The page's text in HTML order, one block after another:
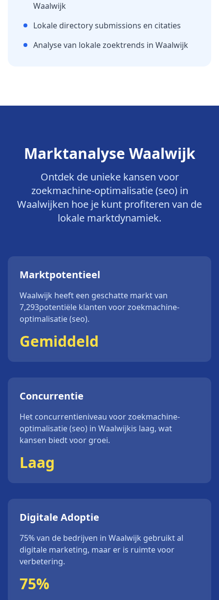
Waalwijk
Lokale directory submissions en citaties
Analyse van lokale zoektrends in Waalwijk
Marktanalyse Waalwijk
Ontdek de unieke kansen voor
zoekmachine-optimalisatie (seo)in
Waalwijken hoe je kunt profiteren van de
lokale marktdynamiek.
Marktpotentieel
Waalwijk heeft een geschatte markt van
7,293potentiële klanten voorzoekmachine-
optimalisatie (seo).
Gemiddeld
Concurrentie
Het concurrentieniveau voorzoekmachine-
optimalisatie (seo) in Waalwijkis laag, wat
kansen biedt voor groei.
Laag
Digitale Adoptie
75%van de bedrijven in Waalwijk gebruikt al
digitale marketing, maar er is ruimte voor
verbetering.
75%